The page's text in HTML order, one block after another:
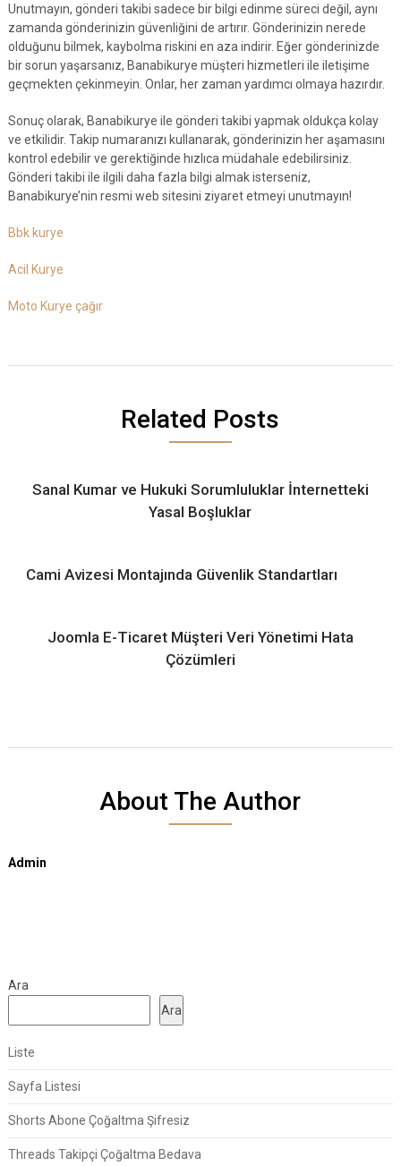
Unutmayın, gönderi takibi sadece bir bilgi edinme süreci değil, aynı
zamanda gönderinizin güvenliğini de artırır. Gönderinizin nerede
olduğunu bilmek, kaybolma riskini en aza indirir. Eğer gönderinizde
bir sorun yaşarsanız, Banabikurye müşteri hizmetleri ile iletişime
geçmekten çekinmeyin. Onlar, her zaman yardımcı olmaya hazırdır.
Sonuç olarak, Banabikurye ile gönderi takibi yapmak oldukça kolay
ve etkilidir. Takip numaranızı kullanarak, gönderinizin her aşamasını
kontrol edebilir ve gerektiğinde hızlıca müdahale edebilirsiniz.
Gönderi takibi ile ilgili daha fazla bilgi almak isterseniz,
Banabikurye’nin resmi web sitesini ziyaret etmeyi unutmayın!
Bbk kurye
Acil Kurye
Moto Kurye çağır
Related Posts
Sanal Kumar ve Hukuki Sorumluluklar İnternetteki
Yasal Boşluklar
Cami Avizesi Montajında Güvenlik Standartları
Joomla E-Ticaret Müşteri Veri Yönetimi Hata
Çözümleri
About The Author
Admin
Ara
Ara
Liste
Sayfa Listesi
Shorts Abone Çoğaltma Şifresiz
Threads Takipçi Çoğaltma Bedava